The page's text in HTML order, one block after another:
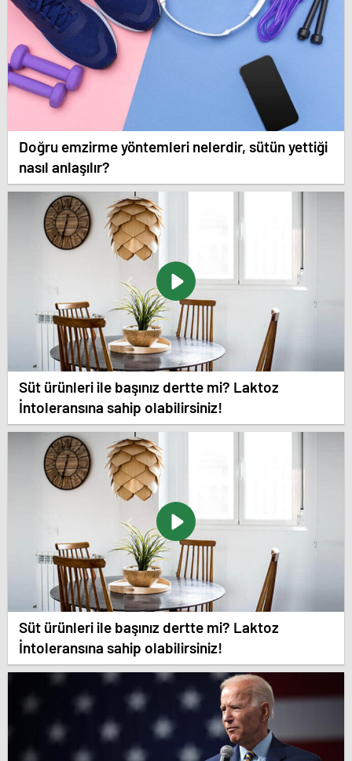
Doğru emzirme yöntemleri nelerdir, sütün yettiği
nasıl anlaşılır?
Süt ürünleri ile başınız dertte mi? Laktoz
İntoleransına sahip olabilirsiniz!
Süt ürünleri ile başınız dertte mi? Laktoz
İntoleransına sahip olabilirsiniz!